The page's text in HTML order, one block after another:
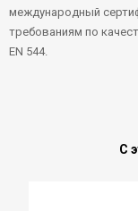
международный
требованиям по
EN 544.
С